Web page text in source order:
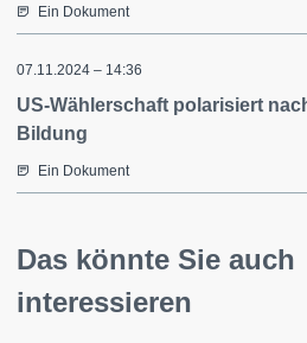
Ein Dokument
07.11.2024 – 14:36
US-Wählerschaft polarisiert
Bildung
Ein Dokument
Das könnte Sie auch
interessieren